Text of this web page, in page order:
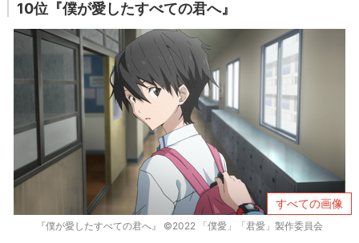
10位『僕が愛したすべての君へ』
すべての画像
『僕が愛したすべての君へ』 ©2022 「僕愛」「君愛」製作委員会